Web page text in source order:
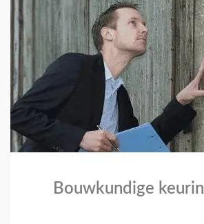
Bouwkundige